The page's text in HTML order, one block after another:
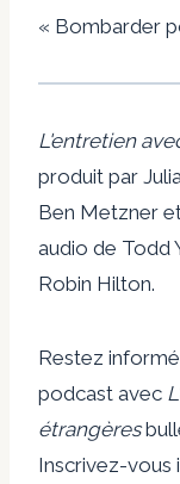
« Bombarder
L'entretien
produit par
Ben Metzner
audio de Todd
Robin Hilton.
Restez
podcast avec
étrangères
Inscrivez-vous